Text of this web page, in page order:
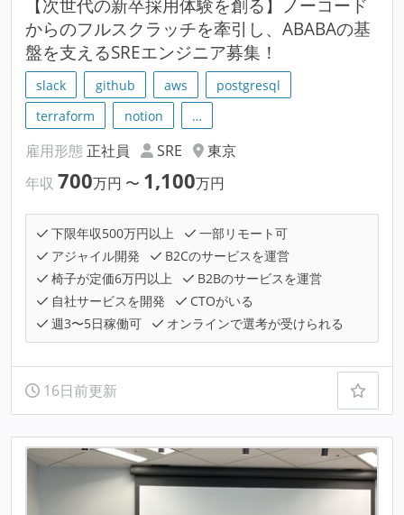
【次世代の新卒採用体験を創る】ノーコード
からのフルスクラッチを牽引し、ABABAの基
盤を支えるSREエンジニア募集！
slack github aws
postgresql
terraform
notion …
雇用形態 正社員 SRE
東京
年収 700万円 〜 1,100万円
下限年収500万円以上
一部リモート可
アジャイル開発
B2Cのサービスを運営
椅子が定価6万円以上
B2Bのサービスを運営
自社サービスを開発
CTOがいる
週3〜5日稼働可
オンラインで選考が受けられる
16日前更新